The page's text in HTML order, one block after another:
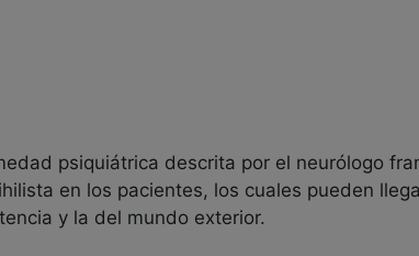
psiquiátrica descrita por el neurólogo
en los pacientes, los cuales pueden
y la del mundo exterior.